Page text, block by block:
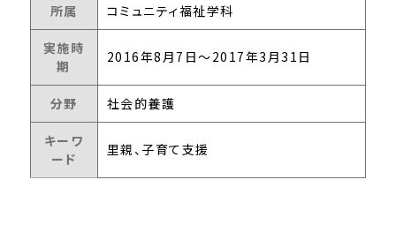
所属 コミュニティ福祉学科
実施時
期
2016年8月7日～2017年3月31日
分野 社会的養護
キーワ
ード
里親、子育て支援